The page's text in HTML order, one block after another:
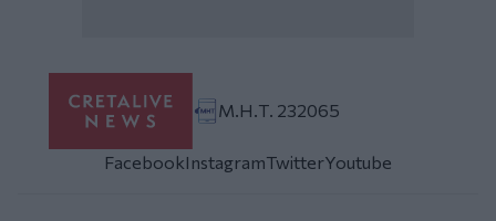
Μ.Η.Τ. 232065
FacebookInstagramTwitterYoutube